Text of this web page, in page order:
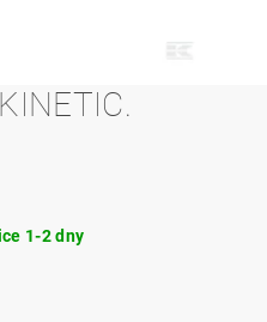
1-2 dny